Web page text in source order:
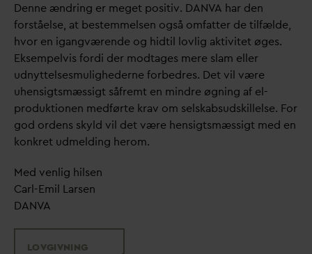
Denne ændring er meget positiv. DANVA har den
forståelse, at bestemmelsen også omfatter de tilfælde,
hvor en igangværende og hidtil lovlig aktivitet øges.
Eksempelvis fordi der modtages mere slam eller
udnyttelsesmulighederne forbedres. Det vil være
uhensigtsmæssigt såfremt en mindre øgning af el-
produktionen medførte krav om selskabsudskillelse. For
god ordens skyld vil det være hensigtsmæssigt med en
konkret udmelding herom.
Med venlig hilsen
Carl-Emil Larsen
DANVA
LOVGIVNING